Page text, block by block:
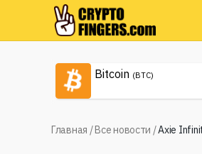
Bitcoin (BTC)
Главная /Все новости /Axie